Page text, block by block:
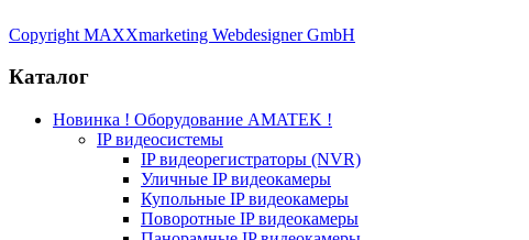
Copyright MAXXmarketing Webdesigner GmbH
Каталог
Новинка ! Оборудование AMATEK !
IP видеосистемы
IP видеорегистраторы (NVR)
Уличные IP видеокамеры
Купольные IP видеокамеры
Поворотные IP видеокамеры